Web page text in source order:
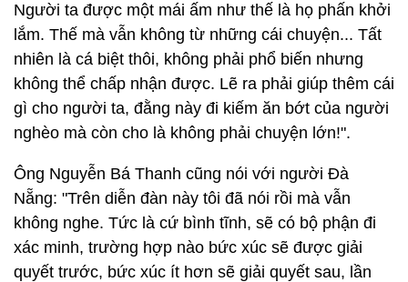
Người ta được một mái ấm như thế là họ phấn khởi
lắm. Thế mà vẫn không từ những cái chuyện... Tất
nhiên là cá biệt thôi, không phải phổ biến nhưng
không thể chấp nhận được. Lẽ ra phải giúp thêm cái
gì cho người ta, đằng này đi kiếm ăn bớt của người
nghèo mà còn cho là không phải chuyện lớn!".
Ông Nguyễn Bá Thanh cũng nói với người Đà
Nẵng: "Trên diễn đàn này tôi đã nói rồi mà vẫn
không nghe. Tức là cứ bình tĩnh, sẽ có bộ phận đi
xác minh, trường hợp nào bức xúc sẽ được giải
quyết trước, bức xúc ít hơn sẽ giải quyết sau, lần